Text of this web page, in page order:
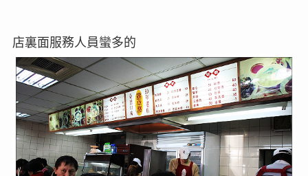
店裏面服務人員蠻多的